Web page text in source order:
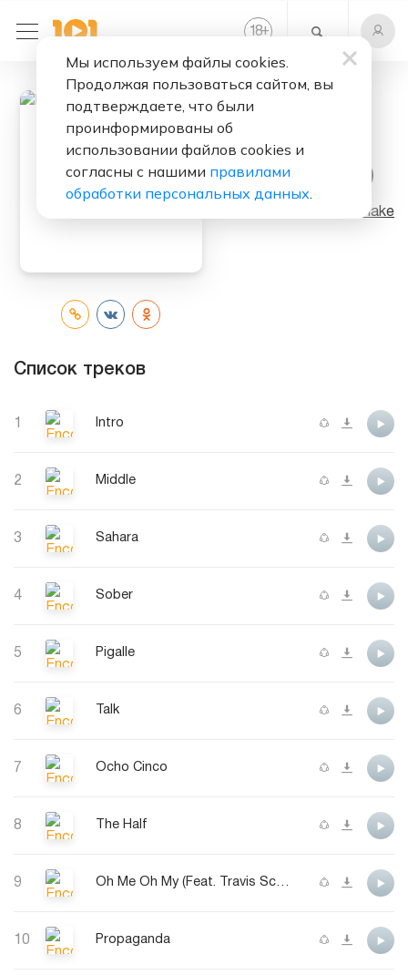
18+
Слушать бесплатно
Encore (Album)
DJ Snake
Список треков
1 Intro
2 Middle
3 Sahara
4 Sober
5 Pigalle
6 Talk
7 Ocho Cinco
8 The Half
9 Oh Me Oh My (Feat. Travis Scott, The Migos & G4shi)
10 Propaganda
Мы используем файлы cookies.
Продолжая пользоваться сайтом, вы
подтверждаете, что были
проинформированы об
использовании файлов cookies и
согласны с нашими правилами
обработки персональных данных.